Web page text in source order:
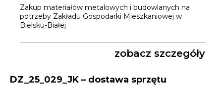
Nowości
Zakup materiałów metalowych i budowlanych na
potrzeby Zakładu Gospodarki Mieszkaniowej w
Bielsku-Białej
zobacz szczegóły
DZ_25_029_JK – dostawa sprzętu